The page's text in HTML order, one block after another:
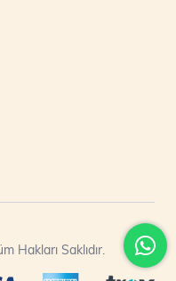
Hakları Saklıdır.